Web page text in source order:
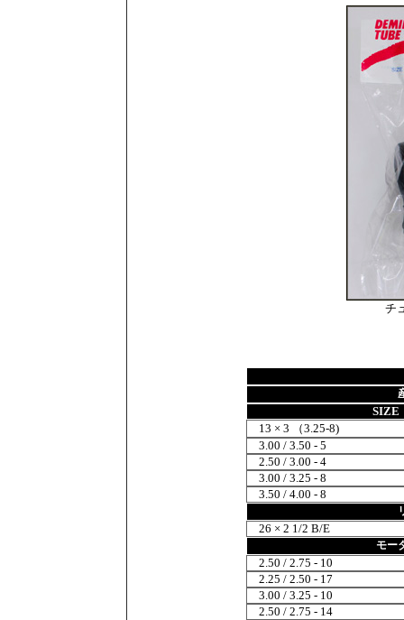
チ
SIZE
13 × 3 （3.25-8)
3.00 / 3.50 - 5
2.50 / 3.00 - 4
3.00 / 3.25 - 8
3.50 / 4.00 - 8
26 × 2 1/2 B/E
モー
2.50 / 2.75 - 10
2.25 / 2.50 - 17
3.00 / 3.25 - 10
2.50 / 2.75 - 14